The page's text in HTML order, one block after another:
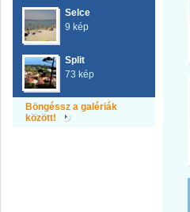
Selce
9 kép
Split
73 kép
Böngéssz a galériák
között!